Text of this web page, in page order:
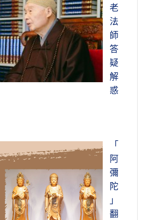
老
法
師
答
疑
解
惑
「
阿
彌
陀
」
翻